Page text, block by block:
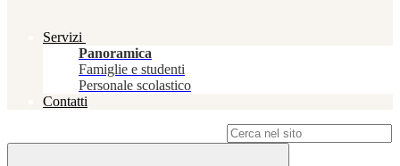
Servizi
Panoramica
Famiglie e studenti
Personale scolastico
Contatti